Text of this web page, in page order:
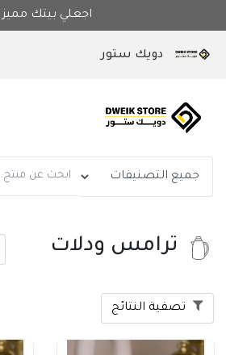
في متجر جواد دويك للأدوات المنزلية
دويك ستور
ترامس ودلات
تصفية النتائج